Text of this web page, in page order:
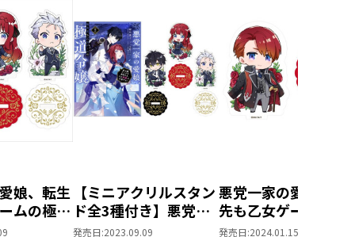
が一体誰なのか混迷する中、カ
れることに。ゲームと同じ出
容は変えられる。平凡な暮ら
けられたのは...まさかの“新た
アクスタに！
娘、転生
ムの極道
ミニア
【ミニアクリルスタン
ド全3種付き】悪党一
家の愛娘、転生先も乙
発売日:2023.09.09
悪党一家の愛娘、転
先も乙女ゲームの極
令嬢でした。 ミニア
発売日:2024.01.15